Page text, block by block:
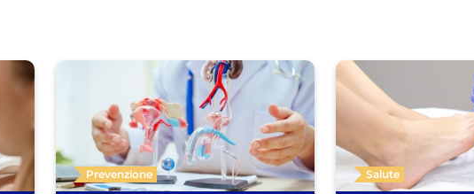
Prevenzione Salute